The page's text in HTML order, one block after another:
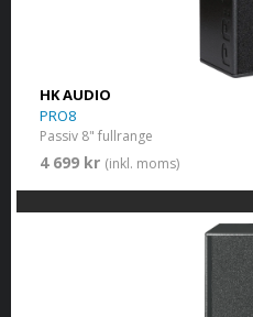
HK AUDIO
PRO8
Passiv 8" fullrange
4 699 kr (inkl. moms)